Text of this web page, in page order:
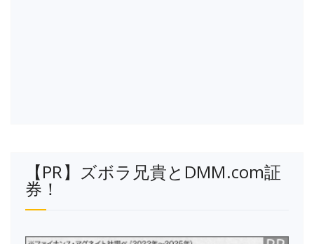
【PR】ズボラ兄貴とDMM.com証
券！